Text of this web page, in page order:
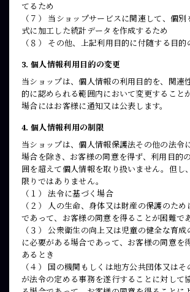
てるため
（７） 当ショップサービスに関連して、個
式に加工した統計データを作成するため
（８） その他、上記利用目的に付随する目的
3. 個人情報利用目的の変更
当ショップは、個人情報の利用目的を、関連
的に認められる範囲内において変更すること
場合にはお客様に通知又は公表します。
4. 個人情報利用の制限
当ショップは、個人情報保護法その他の法令
場合を除き、お客様の同意を得ず、利用目的
囲を超えて個人情報を取り扱いません。但し
限りではありません。
（１） 法令に基づく場合
（２） 人の生命、身体又は財産の保護のた
であって、お客様の同意を得ることが困難で
（３） 公衆衛生の向上又は児童の健全な育
に必要がある場合であって、お客様の同意を
あるとき
（４） 国の機関もしくは地方公共団体又は
が法令の定める事務を遂行することに対して